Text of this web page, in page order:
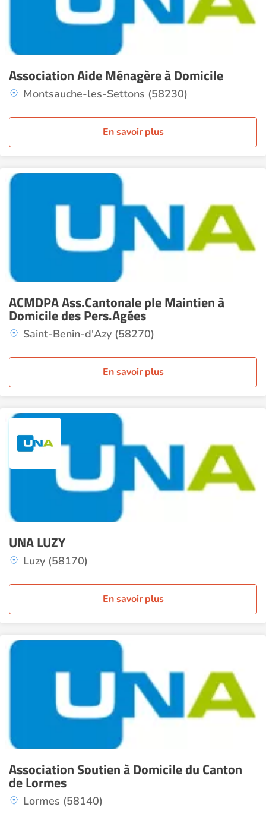
Association Aide Ménagère à Domicile
Montsauche-les-Settons (58230)
En savoir plus
ACMDPA Ass.Cantonale ple Maintien à
Domicile des Pers.Agées
Saint-Benin-d'Azy (58270)
En savoir plus
UNA LUZY
Luzy (58170)
En savoir plus
Association Soutien à Domicile du Canton
de Lormes
Lormes (58140)